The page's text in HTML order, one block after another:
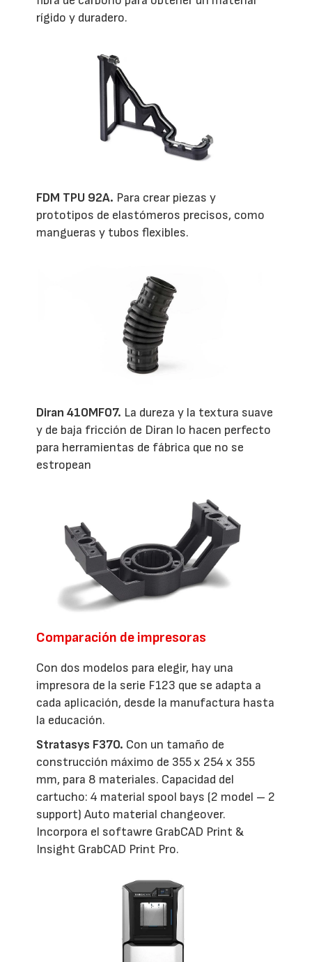
rígido y duradero.
FDM TPU 92A. Para crear piezas y
prototipos de elastómeros precisos, como
mangueras y tubos flexibles.
Diran 410MF07. La dureza y la textura suave
y de baja fricción de Diran lo hacen perfecto
para herramientas de fábrica que no se
estropean
Comparación de impresoras
Con dos modelos para elegir, hay una
impresora de la serie F123 que se adapta a
cada aplicación, desde la manufactura hasta
la educación.
Stratasys F370. Con un tamaño de
construcción máximo de 355 x 254 x 355
mm, para 8 materiales. Capacidad del
cartucho: 4 material spool bays (2 model – 2
support) Auto material changeover.
Incorpora el softawre GrabCAD Print &
Insight GrabCAD Print Pro.